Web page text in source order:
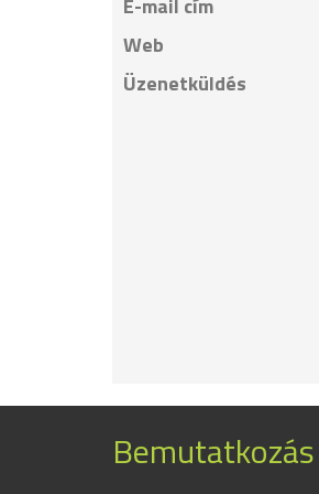
E-mail cím
Web
Üzenetküldés
Bemutatkozás